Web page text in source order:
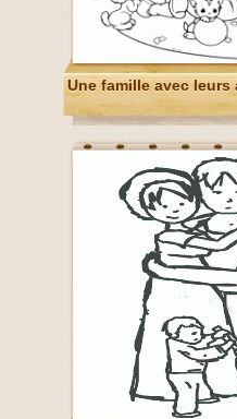
Une famille avec leurs